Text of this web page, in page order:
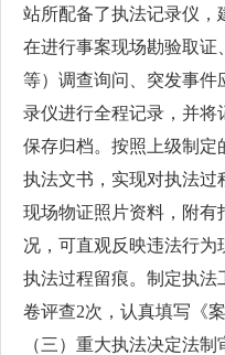
站所配备了执法记录仪，
在进行事案现场勘验取证
等）调查询问、突发事件
录仪进行全程记录，并将
保存归档。按照上级制定
执法文书，实现对执法过
现场物证照片资料，附有
况，可直观反映违法行
执法过程留痕。制定执法
卷评查2次，认真填写《
（三）重大执法决定法